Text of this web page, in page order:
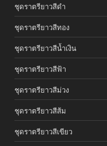
ชุดราตรียาวสีดำ
ชุดราตรียาวสีทอง
ชุดราตรียาวสีน้ำเงิน
ชุดราตรียาวสีฟ้า
ชุดราตรียาวสีม่วง
ชุดราตรียาวสีส้ม
ชุดราตรียาวสีเขียว